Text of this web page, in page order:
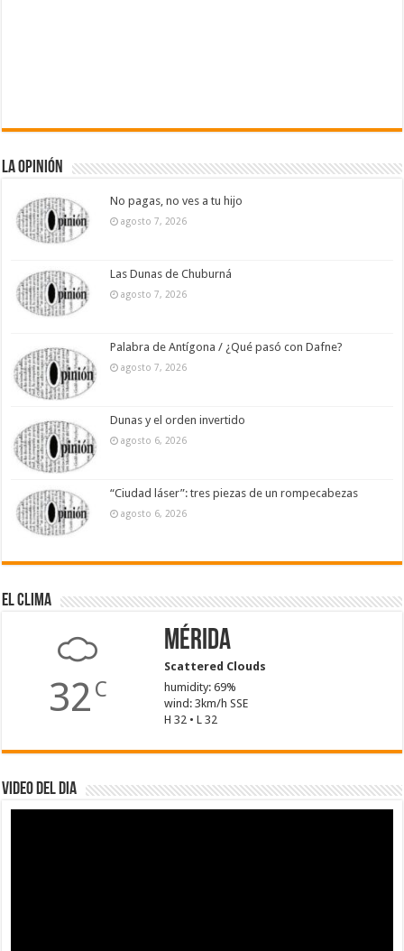
La Opinión
No pagas, no ves a tu hijo
agosto 7, 2026
Las Dunas de Chuburná
agosto 7, 2026
Palabra de Antígona / ¿Qué pasó con Dafne?
agosto 7, 2026
Dunas y el orden invertido
agosto 6, 2026
“Ciudad láser”: tres piezas de un rompecabezas
agosto 6, 2026
El Clima
32 C
Mérida
Scattered Clouds
humidity: 69%
wind: 3km/h SSE
H 32 • L 32
Video del dia